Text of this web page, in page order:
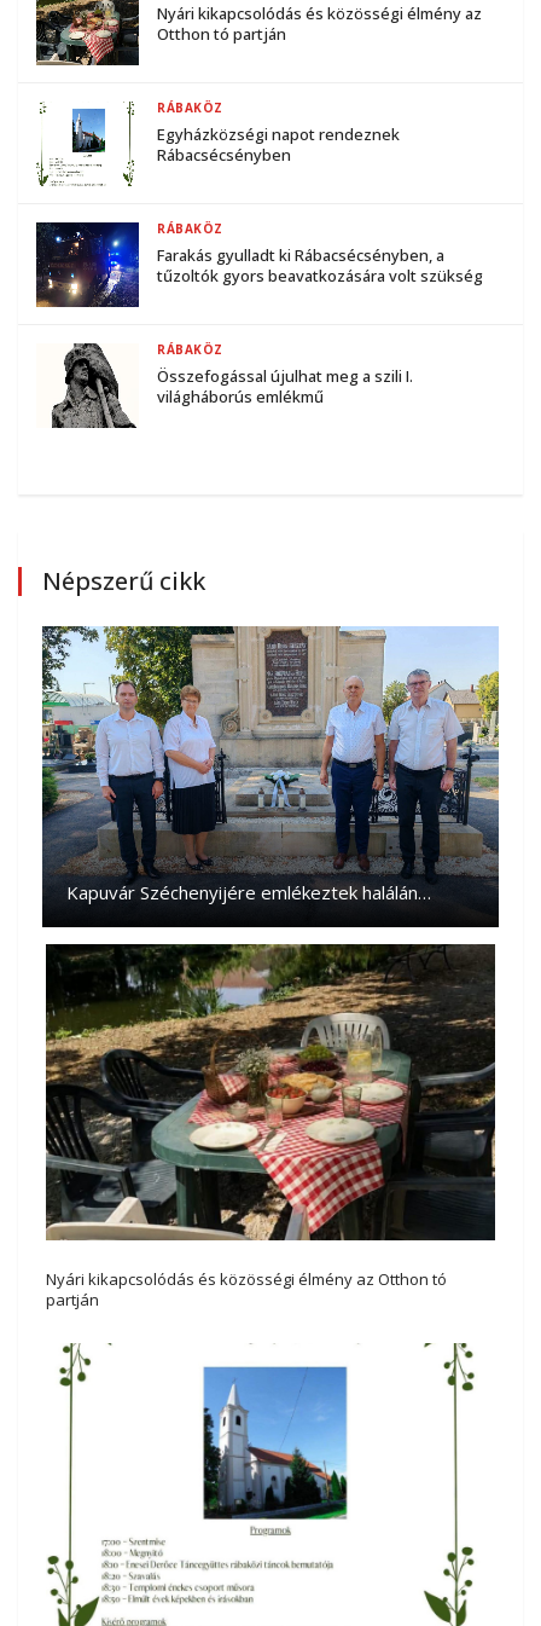
Nyári kikapcsolódás és közösségi élmény az
Otthon tó partján
Egyházközségi napot rendeznek
Rábacsécsényben
RÁBAKÖZ
Farakás gyulladt ki Rábacsécsényben, a
tűzoltók gyors beavatkozására volt szükség
RÁBAKÖZ
Összefogással újulhat meg a szili I.
világháborús emlékmű
RÁBAKÖZ
Népszerű cikk
Kapuvár Széchenyijére emlékeztek halálán…
Nyári kikapcsolódás és közösségi élmény az Otthon tó
partján